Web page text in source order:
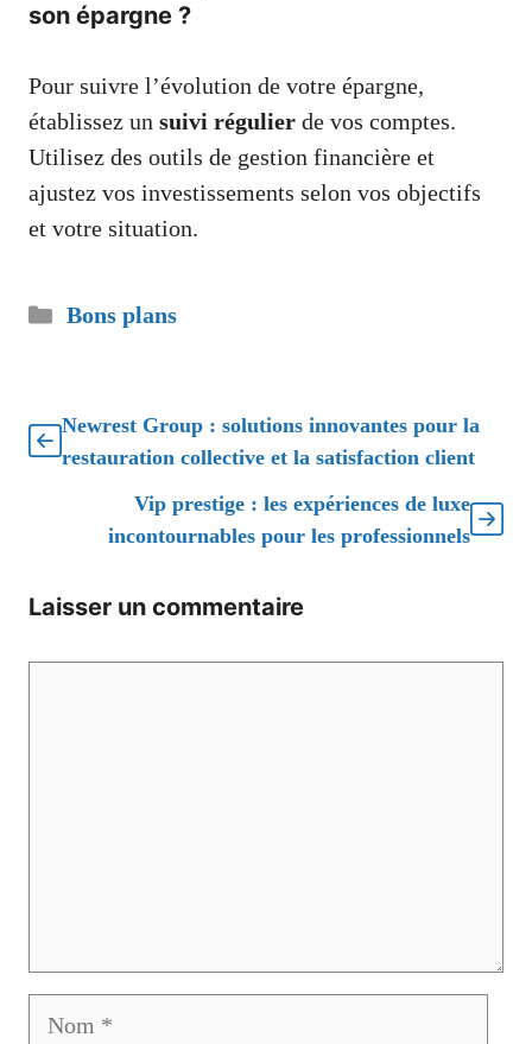
son épargne ?
Pour suivre l’évolution de votre épargne,
établissez un suivi régulier de vos comptes.
Utilisez des outils de gestion financière et
ajustez vos investissements selon vos objectifs
et votre situation.
Catégories
Bons plans
Newrest Group : solutions innovantes pour la
restauration collective et la satisfaction client
Vip prestige : les expériences de luxe
incontournables pour les professionnels
Laisser un commentaire